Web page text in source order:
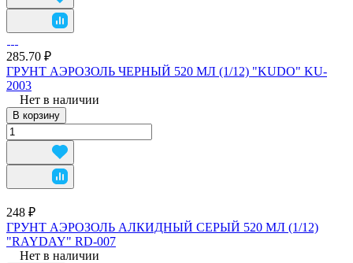
285.70 ₽
ГРУНТ АЭРОЗОЛЬ ЧЕРНЫЙ 520 МЛ (1/12) "KUDO" KU-
2003
Нет в наличии
В корзину
248 ₽
ГРУНТ АЭРОЗОЛЬ АЛКИДНЫЙ СЕРЫЙ 520 МЛ (1/12)
"RAYDAY" RD-007
Нет в наличии